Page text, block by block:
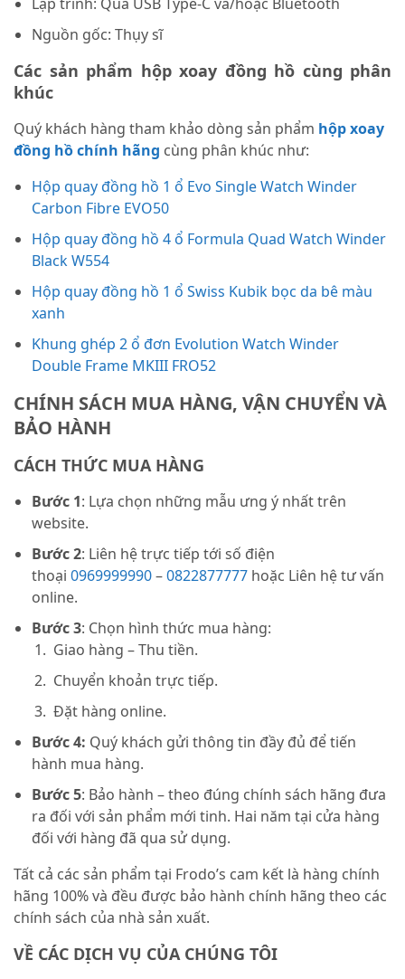
Nguồn gốc: Thụy sĩ
Các sản phẩm hộp xoay đồng hồ cùng phân
khúc
Quý khách hàng tham khảo dòng sản phẩm hộp xoay
đồng hồ chính hãng cùng phân khúc như:
Hộp quay đồng hồ 1 ổ Evo Single Watch Winder
Carbon Fibre EVO50
Hộp quay đồng hồ 4 ổ Formula Quad Watch Winder
Black W554
Hộp quay đồng hồ 1 ổ Swiss Kubik bọc da bê màu
xanh
Khung ghép 2 ổ đơn Evolution Watch Winder
Double Frame MKIII FRO52
CHÍNH SÁCH MUA HÀNG, VẬN CHUYỂN VÀ
BẢO HÀNH
CÁCH THỨC MUA HÀNG
Bước 1: Lựa chọn những mẫu ưng ý nhất trên
website.
Bước 2: Liên hệ trực tiếp tới số điện
thoại 0969999990–0822877777 hoặc Liên hệ tư vấn
online.
Bước 3: Chọn hình thức mua hàng:
Giao hàng – Thu tiền.
Chuyển khoản trực tiếp.
Đặt hàng online.
Bước 4: Quý khách gửi thông tin đầy đủ để tiến
hành mua hàng.
Bước 5: Bảo hành – theo đúng chính sách hãng đưa
ra đối với sản phẩm mới tinh. Hai năm tại cửa hàng
đối với hàng đã qua sử dụng.
Tất cả các sản phẩm tại Frodo’s cam kết là hàng chính
hãng 100% và đều được bảo hành chính hãng theo các
chính sách của nhà sản xuất.
VỀ CÁC DỊCH VỤ CỦA CHÚNG TÔI